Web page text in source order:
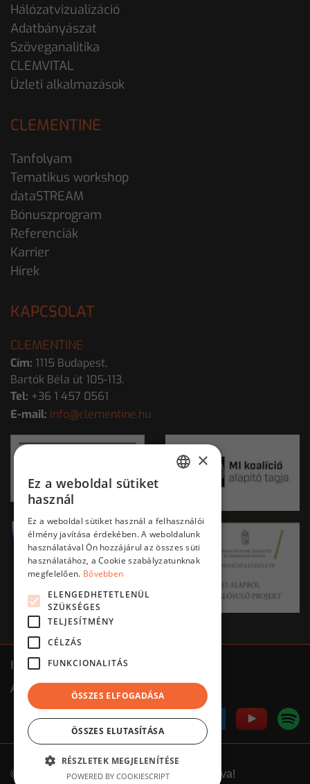
Hálózatvizualizáció
Adatbányászat
Szöveganalitika
CLEMVITAL
Üzleti alkalmazások
CLEMENTINE
Tanfolyam
Tematikus workshop
dataSTREAM
Bónuszprogram
Referenciák
Karrier
Hírek
KAPCSOLAT
CLEMENTINE
Cím: 1115 Budapest,
Bartók Béla út 105-113.
Tel: +36 1 457 0561
E-mail: info@clementine.hu
Impresszum
ÁSZF
Adatkezelés tájékoztató
© Clementine///Minden jog fenntartva!
×
Ez a weboldal sütiket
használ
Ez a weboldal sütiket használ a felhasználói
élmény javítása érdekében. A weboldalunk
használatával Ön hozzájárul az összes süti
használatához, a Cookie szabályzatunknak
megfelelően. Bővebben
ELENGEDHETETLENÜL
SZÜKSÉGES
TELJESÍTMÉNY
CÉLZÁS
FUNKCIONALITÁS
ÖSSZES ELFOGADÁSA
ÖSSZES ELUTASÍTÁSA
RÉSZLETEK MEGJELENÍTÉSE
POWERED BY COOKIESCRIPT